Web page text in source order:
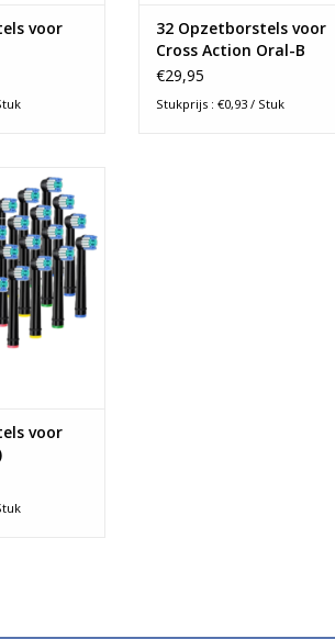
voor
32 Opzetborstels voor
Cross Action Oral-B
€29,95
Stukprijs : €0,93 / Stuk
geschikt
Oral-B
geschikt voor
Voordelig
en ook nog
voor